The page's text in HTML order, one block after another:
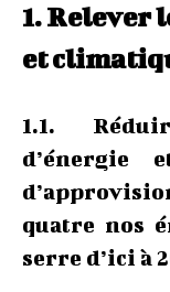
1. Relever
et
1.1.
d’énergie
quatre nos
serre d’ici à